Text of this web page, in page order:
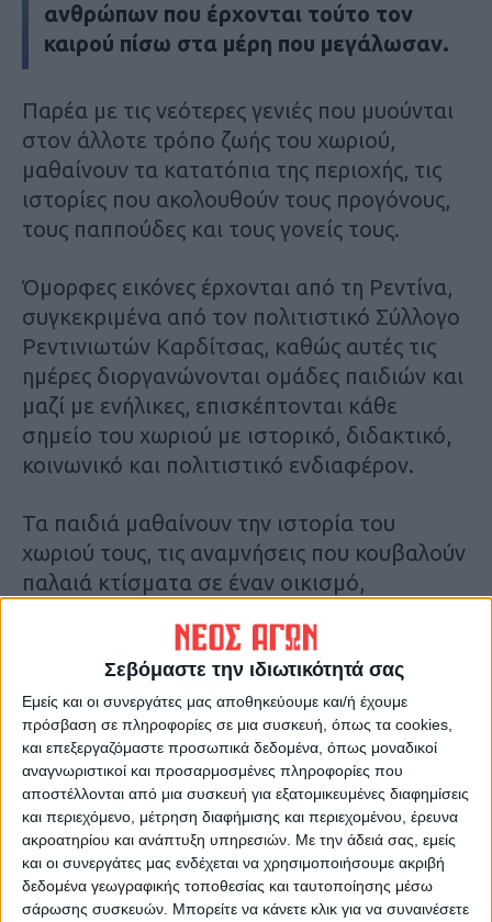
Σεβόμαστε την ιδιωτικότητά σας
Εμείς και οι συνεργάτες μας αποθηκεύουμε και/ή έχουμε
πρόσβαση σε πληροφορίες σε μια συσκευή, όπως τα cookies,
και επεξεργαζόμαστε προσωπικά δεδομένα, όπως μοναδικοί
αναγνωριστικοί και προσαρμοσμένες πληροφορίες που
αποστέλλονται από μια συσκευή για εξατομικευμένες διαφημίσεις
και περιεχόμενο, μέτρηση διαφήμισης και περιεχομένου, έρευνα
ακροατηρίου και ανάπτυξη υπηρεσιών. Με την άδειά σας, εμείς
και οι συνεργάτες μας ενδέχεται να χρησιμοποιήσουμε ακριβή
δεδομένα γεωγραφικής τοποθεσίας και ταυτοποίησης μέσω
σάρωσης συσκευών. Μπορείτε να κάνετε κλικ για να συναινέσετε
ανθρώπων που έρχονται τούτο τον
καιρού πίσω στα μέρη που μεγάλωσαν.
Παρέα με τις νεότερες γενιές που μυούνται
στον άλλοτε τρόπο ζωής του χωριού,
μαθαίνουν τα κατατόπια της περιοχής, τις
ιστορίες που ακολουθούν τους προγόνους,
τους παππούδες και τους γονείς τους.
Όμορφες εικόνες έρχονται από τη Ρεντίνα,
συγκεκριμένα από τον πολιτιστικό Σύλλογο
Ρεντινιωτών Καρδίτσας, καθώς αυτές τις
ημέρες διοργανώνονται ομάδες παιδιών και
μαζί με ενήλικες, επισκέπτονται κάθε
σημείο του χωριού με ιστορικό, διδακτικό,
κοινωνικό και πολιτιστικό ενδιαφέρον.
Τα παιδιά μαθαίνουν την ιστορία του
χωριού τους, τις αναμνήσεις που κουβαλούν
παλαιά κτίσματα σε έναν οικισμό,
εναπομείναντες ανθρώπους αυτών των
Αυτή η επανασύνδεση φέρνει οφέλη ακόμη
και στους ενήλικες, σε εκείνους που έφυγαν
μακριά σε άλλες πολιτείες και δημιούργησαν
αλλού οικογένεια, ξεχνώντας τα μέρη που
μεγάλωσαν.
Όσο ζει κανείς μακριά, χάνει ορισμένες